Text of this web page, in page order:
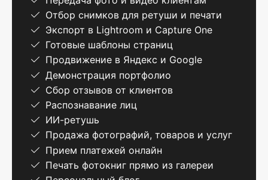
Отбор снимков для ретуши и печати
Экспорт в Lightroom и Capture One
Готовые шаблоны страниц
Продвижение в Яндекс и Google
Демонстрация портфолио
Сбор отзывов от клиентов
Распознавание лиц
ИИ-ретушь
Продажа фотографий, товаров и услуг
Прием платежей онлайн
Печать фотокниг прямо из галереи